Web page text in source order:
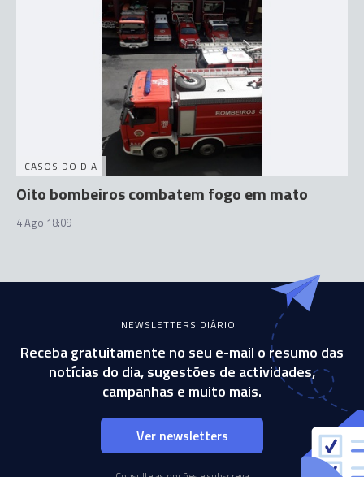
CASOS DO DIA
Oito bombeiros combatem fogo em mato
4 Ago 18:09
NEWSLETTERS DIÁRIO
Receba gratuitamente no seu e-mail o resumo das
notícias do dia, sugestões de actividades,
campanhas e muito mais.
Ver newsletters